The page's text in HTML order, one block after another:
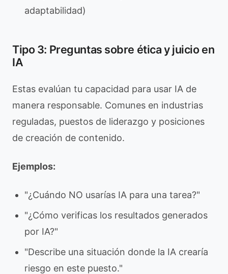
adaptabilidad)
Tipo 3: Preguntas sobre ética y juicio en
IA
Estas evalúan tu capacidad para usar IA de
manera responsable. Comunes en industrias
reguladas, puestos de liderazgo y posiciones
de creación de contenido.
Ejemplos:
"¿Cuándo NO usarías IA para una tarea?"
"¿Cómo verificas los resultados generados
por IA?"
"Describe una situación donde la IA crearía
riesgo en este puesto."